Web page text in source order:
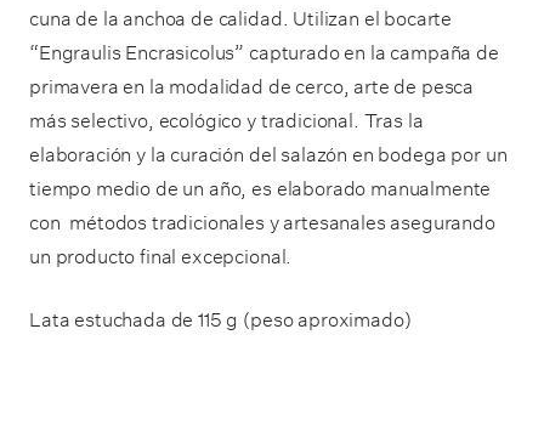
cuna de la anchoa de calidad. Utilizan el bocarte
“Engraulis Encrasicolus” capturado en la campaña de
primavera en la modalidad de cerco, arte de pesca
más selectivo, ecológico y tradicional. Tras la
elaboración y la curación del salazón en bodega por un
tiempo medio de un año, es elaborado manualmente
con métodos tradicionales y artesanales asegurando
un producto final excepcional.
Lata estuchada de 115 g (peso aproximado)